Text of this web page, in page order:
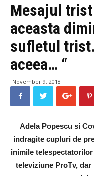
Mesajul
aceasta
sufletul
aceea… “
November 9, 2018
Adela Popescu si
indragite cupluri de
inimile
televiziune ProTv,